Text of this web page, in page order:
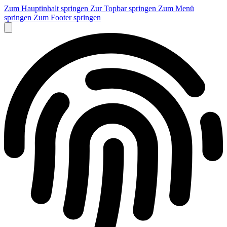
Zum Hauptinhalt springen Zur Topbar springen Zum Menü
springen Zum Footer springen